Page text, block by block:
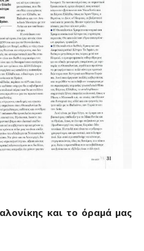
και το όραμά μας